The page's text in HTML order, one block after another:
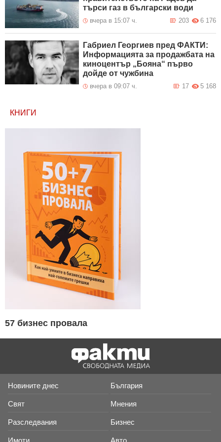
търси газ в български води
вчера в 15:07 ч. 6 176
203
Габриел Георгиев пред ФАКТИ:
Информацията за продажбата на
киноцентър „Бояна“ първо
дойде от чужбина
вчера в 09:07 ч. 5 168
17
КНИГИ
57 бизнес провала
Новините днес България
Свят Мнения
Разследвания Бизнес
Имоти Авто